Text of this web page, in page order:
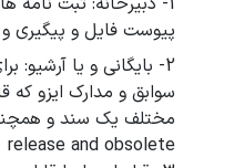
پیوست فایل و پیگیری
2- بایگانی و یا
سوابق و مدارک ایزو
release and obsolete داشته باشد.